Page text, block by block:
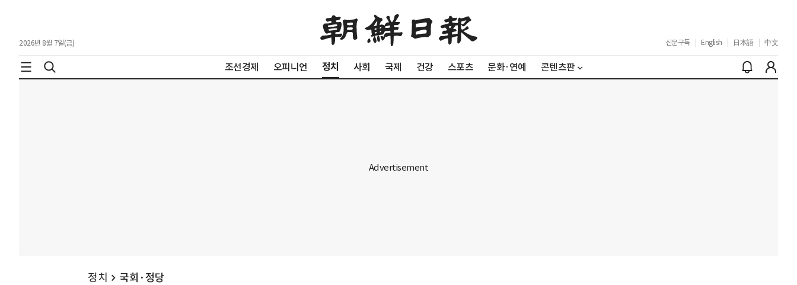
2026년 8월 7일(금) 신문구독 English 日本語 中文
조선경제 오피니언 정치 사회 국제 건강 스포츠 문화·연예 콘텐츠판
정치 국회·정당